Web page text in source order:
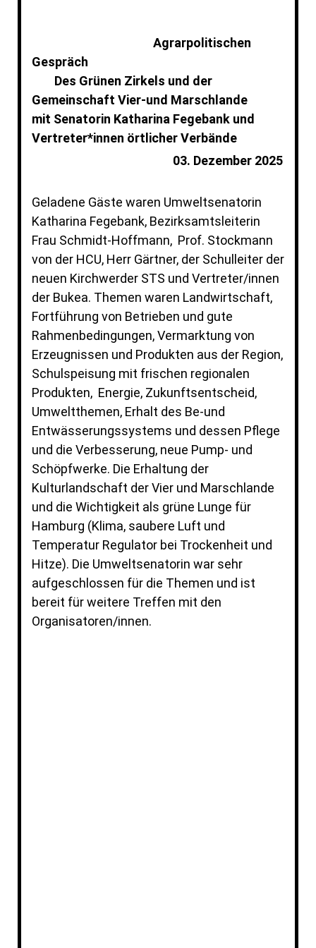
Agrarpolitischen
Gespräch
Des Grünen Zirkels und der
Gemeinschaft Vier-und Marschlande
mit Senatorin Katharina Fegebank und
Vertreter*innen örtlicher Verbände
03. Dezember 2025
Geladene Gäste waren Umweltsenatorin
Katharina Fegebank, Bezirksamtsleiterin
Frau Schmidt-Hoffmann, Prof. Stockmann
von der HCU, Herr Gärtner, der Schulleiter der
neuen Kirchwerder STS und Vertreter/innen
der Bukea. Themen waren Landwirtschaft,
Fortführung von Betrieben und gute
Rahmenbedingungen, Vermarktung von
Erzeugnissen und Produkten aus der Region,
Schulspeisung mit frischen regionalen
Produkten, Energie, Zukunftsentscheid,
Umweltthemen, Erhalt des Be-und
Entwässerungssystems und dessen Pflege
und die Verbesserung, neue Pump- und
Schöpfwerke. Die Erhaltung der
Kulturlandschaft der Vier und Marschlande
und die Wichtigkeit als grüne Lunge für
Hamburg (Klima, saubere Luft und
Temperatur Regulator bei Trockenheit und
Hitze). Die Umweltsenatorin war sehr
aufgeschlossen für die Themen und ist
bereit für weitere Treffen mit den
Organisatoren/innen.